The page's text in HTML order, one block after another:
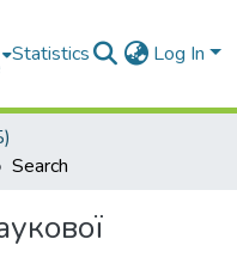
Statistics Log In
Search